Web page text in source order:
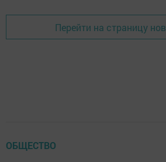
Перейти на страницу
ОБЩЕСТВО